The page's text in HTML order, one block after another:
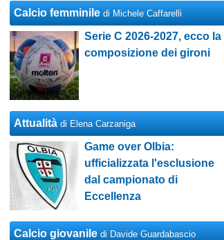
Calcio femminile di Michele Caffarelli
Serie C 2026-2027, ecco la
composizione dei gironi
Attualità di Elena Carzaniga
Game over Olbia:
ufficializzata l'esclusione
dal campionato di
Eccellenza
Calcio giovanile di Davide Guardabascio